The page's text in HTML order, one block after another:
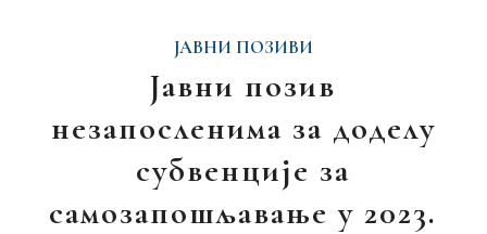
ЈАВНИ ПОЗИВИ
Јавни позив
незапосленима за доделу
субвенције за
самозапошљавање у 2023.